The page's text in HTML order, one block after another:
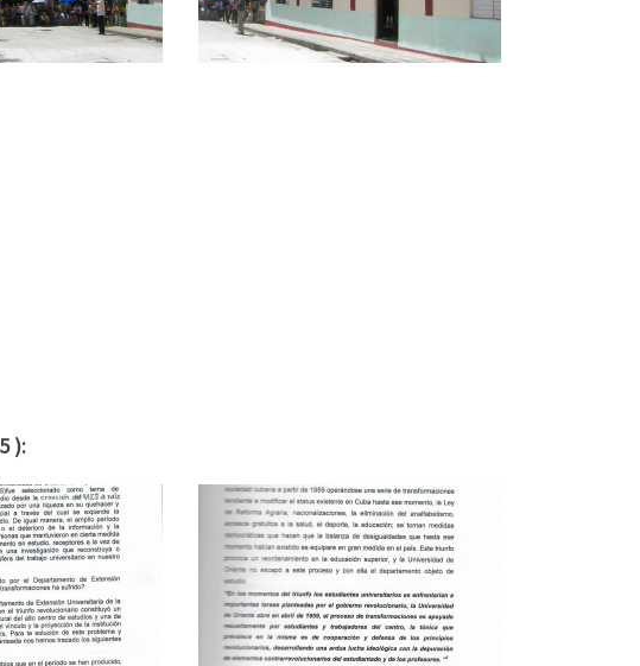
):